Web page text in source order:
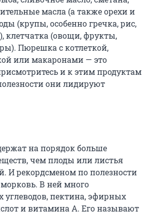
масла (а также орехи и
(крупы, особенно гречка, рис,
клетчатка (овощи, фрукты,
Пюрешка с котлеткой,
или макаронами — это
и к этим продуктам
они лидируют
на порядок больше
чем плоды или листья
И рекордсменом по полезности
В ней много
углеводов, пектина, эфирных
и витамина А. Его называют